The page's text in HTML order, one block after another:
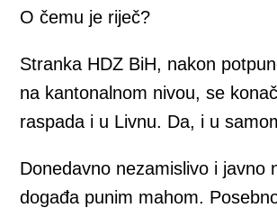
O čemu je riječ?
Stranka HDZ BiH, nakon
na kantonalnom nivou, se
raspada i u Livnu. Da, i u
Donedavno nezamislivo i javno
događa punim mahom.